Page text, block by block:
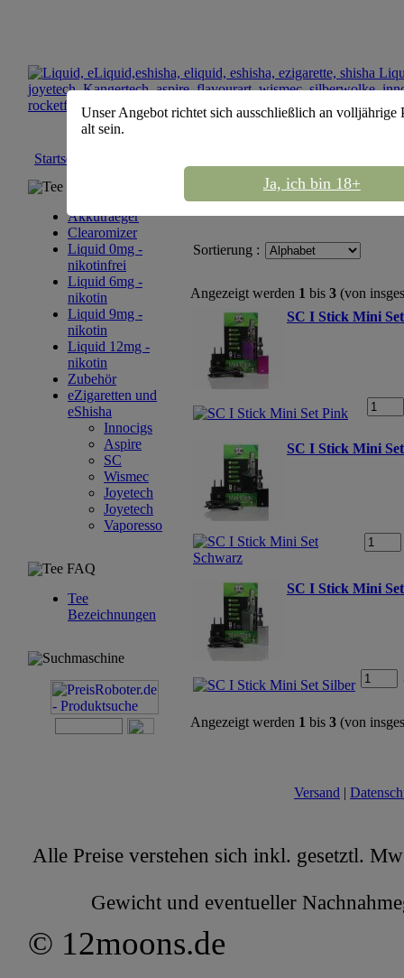
Startseite
Tee Sortiment
Akkutraeger
Clearomizer
Liquid 0mg -
nikotinfrei
Liquid 6mg -
nikotin
Liquid 9mg -
nikotin
Liquid 12mg -
nikotin
Zubehör
eZigaretten und
eShisha
Innocigs
Aspire
SC
Wismec
Joyetech
Joyetech
Vaporesso
Tee FAQ
Tee
Bezeichnungen
Suchmaschine
Sortierung :
Angezeigt werden 1 bis 3 (von
SC I Stick Mini
SC I Stick Mini
SC I Stick Mini
Angezeigt werden 1 bis 3 (von
Versand |
Alle Preise verstehen sich inkl. gesetztl.
Gewicht und eventueller
© 12moons.de
Unser Angebot richtet sich ausschließlich an volljährige
alt sein.
Ja, ich bin 18+